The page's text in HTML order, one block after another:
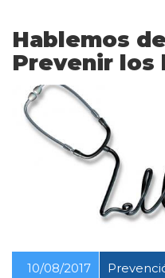
Hablemos
Prevenir los
10/08/2017